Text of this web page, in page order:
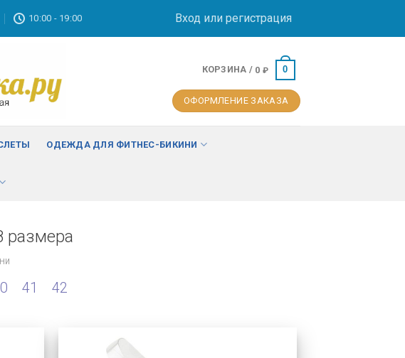
10:00 - 19:00 Вход или регистрация
КОРЗИНА / 0 ₽ 0
ОФОРМЛЕНИЕ ЗАКАЗА
ОДЕЖДА ДЛЯ ФИТНЕС-БИКИНИ
размера
41 42